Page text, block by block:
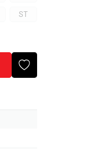
ST